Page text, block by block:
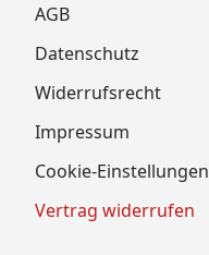
AGB
Datenschutz
Widerrufsrecht
Impressum
Cookie-Einstellungen
Vertrag widerrufen